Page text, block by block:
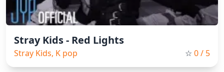
Stray Kids - Red Lights
Stray Kids, K pop ☆ 0/ 5